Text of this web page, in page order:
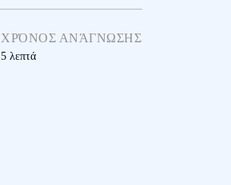
ΧΡΌΝΟΣ ΑΝΆΓΝΩΣΗΣ
5 λεπτά